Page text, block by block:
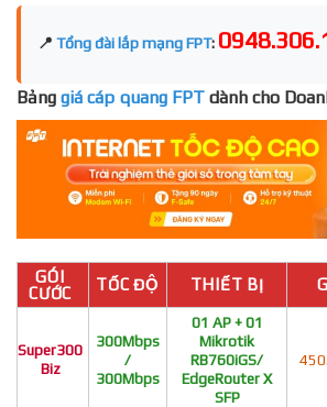
📍 Tổng đài lắp mạng FPT:
Bảng giá cáp quang FPT dành cho
GÓI
CƯỚC
TỐC ĐỘ THIẾT BỊ
Super300
Biz
300Mbps
/
300Mbps
01 AP + 01
Mikrotik
RB760iGS/
EdgeRouter X
SFP